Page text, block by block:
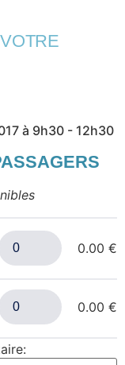
VOTRE
à 9h30 - 12h30
0.00 €
0.00 €